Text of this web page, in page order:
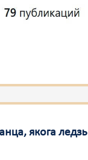
якога ледзь